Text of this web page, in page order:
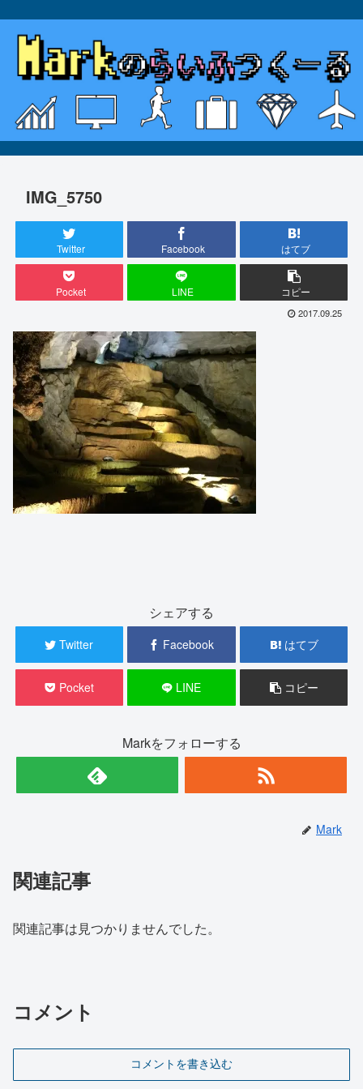
IMG_5750
Twitter Facebook はてブ
Pocket LINE コピー
2017.09.25
シェアする
Twitter Facebook はてブ
Pocket LINE コピー
Markをフォローする
Mark
関連記事
関連記事は見つかりませんでした。
コメント
コメントを書き込む